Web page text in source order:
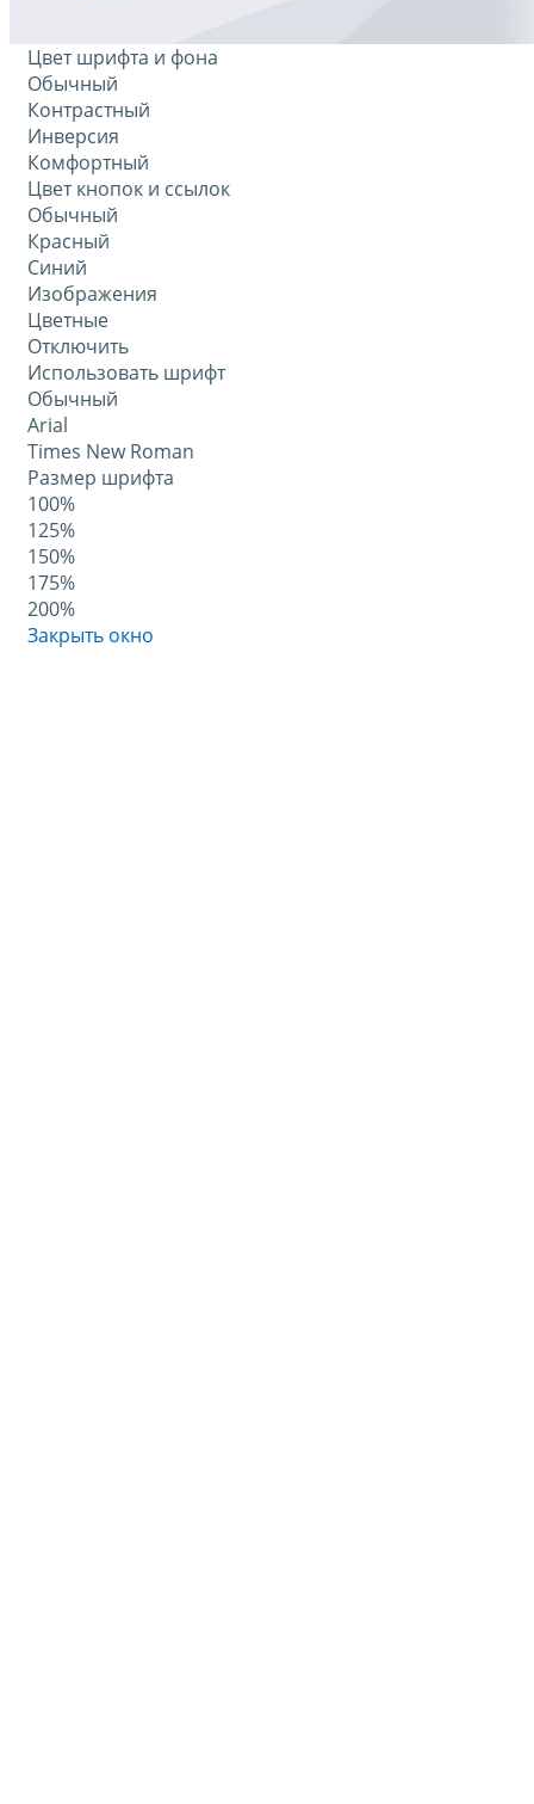
Цвет шрифта и фона
Обычный
Контрастный
Инверсия
Комфортный
Цвет кнопок и ссылок
Обычный
Красный
Синий
Изображения
Цветные
Отключить
Использовать шрифт
Обычный
Arial
Times New Roman
Размер шрифта
100%
125%
150%
175%
200%
Закрыть окно